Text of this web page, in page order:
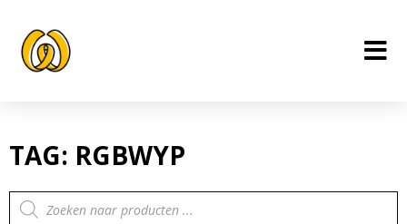
inhoud
TAG: RGBWYP
Producten
zoeken